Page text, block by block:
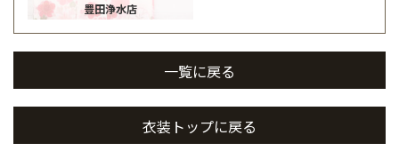
豊田浄水店
一覧に戻る
衣装トップに戻る